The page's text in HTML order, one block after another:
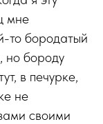
мне
то бородатый
но бороду
в печурке,
не
своими